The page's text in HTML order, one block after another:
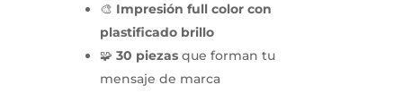
🎨 Impresión full color con
plastificado brillo
🧩 30 piezasque forman tu
mensaje de marca